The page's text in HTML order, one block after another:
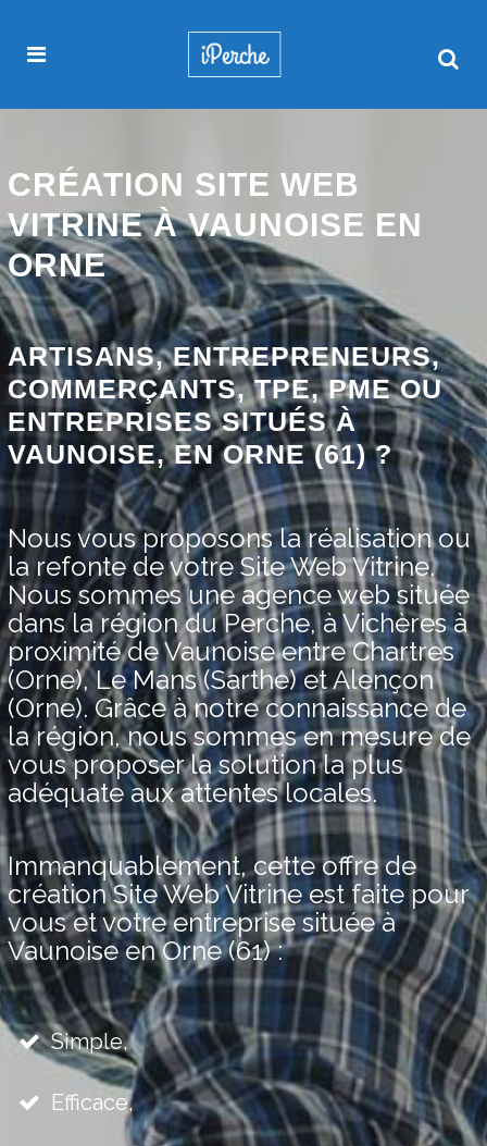
CRÉATION SITE WEB
VITRINE À VAUNOISE EN
ORNE
ARTISANS, ENTREPRENEURS,
COMMERÇANTS, TPE, PME OU
ENTREPRISES SITUÉS À
VAUNOISE, EN ORNE (61) ?
Nous vous proposons la réalisation ou
la refonte de votre Site Web Vitrine.
Nous sommes une agence web située
dans la région du Perche, à Vichères à
proximité de Vaunoise entre Chartres
(Orne), Le Mans (Sarthe) et Alençon
(Orne). Grâce à notre connaissance de
la région, nous sommes en mesure de
vous proposer la solution la plus
adéquate aux attentes locales.
Immanquablement, cette offre de
création Site Web Vitrine est faite pour
vous et votre entreprise située à
Vaunoise en Orne (61) :
Simple,
Efficace,